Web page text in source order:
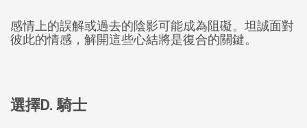
感情上的誤解或過去的陰影可能成為阻礙。坦誠面對
彼此的情感，解開這些心結將是復合的關鍵。
選擇D. 騎士